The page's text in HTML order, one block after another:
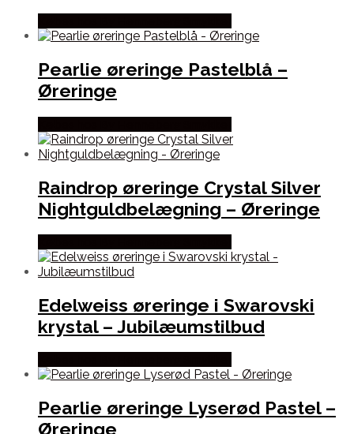
Pearlie øreringe Pastelblå –
Øreringe
Raindrop øreringe Crystal Silver
Nightguldbelægning – Øreringe
Edelweiss øreringe i Swarovski
krystal – Jubilæumstilbud
Pearlie øreringe Lyserød Pastel –
Øreringe